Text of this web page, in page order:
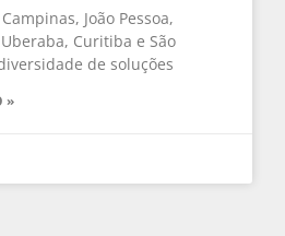
João Pessoa,
Curitiba e São
de soluções
»